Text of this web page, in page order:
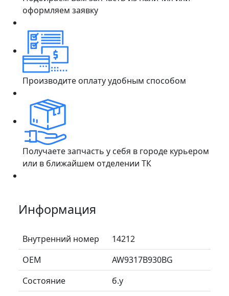
оформляем заявку
Производите оплату удобным способом
Получаете запчасть у себя в городе курьером
или в ближайшем отделении ТК
Информация
Внутренний номер
14212
ОЕМ
AW9317B930BG
Состояние
б.у